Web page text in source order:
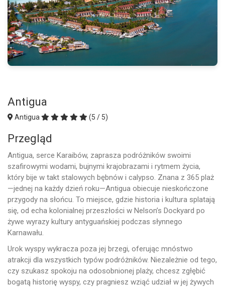
Antigua
Antigua (5 / 5)
Przegląd
Antigua, serce Karaibów, zaprasza podróżników swoimi
szafirowymi wodami, bujnymi krajobrazami i rytmem życia,
który bije w takt stalowych bębnów i calypso. Znana z 365 plaż
—jednej na każdy dzień roku—Antigua obiecuje nieskończone
przygody na słońcu. To miejsce, gdzie historia i kultura splatają
się, od echa kolonialnej przeszłości w Nelson’s Dockyard po
żywe wyrazy kultury antyguańskiej podczas słynnego
Karnawału.
Urok wyspy wykracza poza jej brzegi, oferując mnóstwo
atrakcji dla wszystkich typów podróżników. Niezależnie od tego,
czy szukasz spokoju na odosobnionej plaży, chcesz zgłębić
bogatą historię wyspy, czy pragniesz wziąć udział w jej żywych